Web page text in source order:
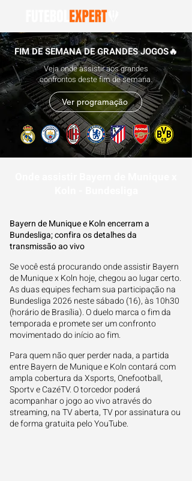
FIM DE SEMANA DE GRANDES JOGOS🔥
Veja onde assistir aos grandes
confrontos deste fim de semana.
Ver programação
Bayern de Munique e Koln encerram a
Bundesliga; confira os detalhes da
transmissão ao vivo
Se você está procurando onde assistir Bayern
de Munique x Koln hoje, chegou ao lugar certo.
As duas equipes fecham sua participação na
Bundesliga 2026 neste sábado (16), às 10h30
(horário de Brasília). O duelo marca o fim da
temporada e promete ser um confronto
movimentado do início ao fim.
Para quem não quer perder nada, a partida
entre Bayern de Munique e Koln contará com
ampla cobertura da Xsports, Onefootball,
Sportv e CazéTV. O torcedor poderá
acompanhar o jogo ao vivo através do
streaming, na TV aberta, TV por assinatura ou
de forma gratuita pelo YouTube.